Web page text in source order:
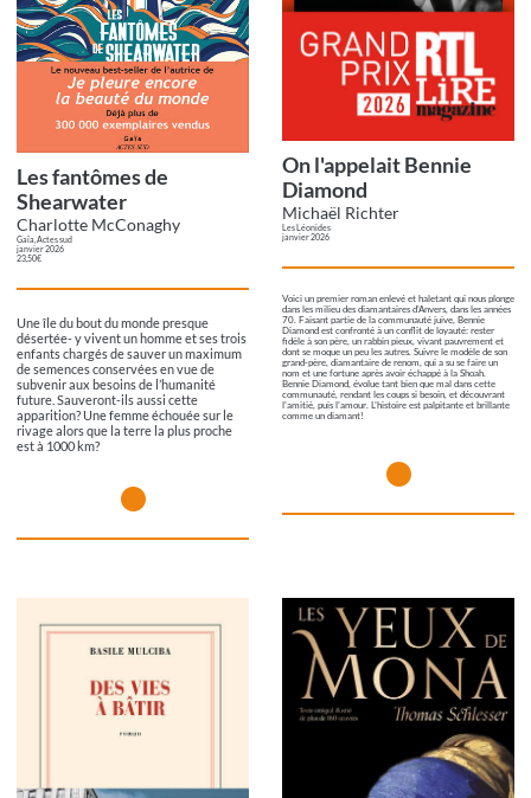
Les fantômes de
Shearwater
Charlotte McConaghy
Gaïa, Actes sud
janvier 2026
23,50€
Une île du bout du monde presque
désertée- y vivent un homme et ses trois
enfants chargés de sauver un maximum
de semences conservées en vue de
subvenir aux besoins de l’humanité
future. Sauveront-ils aussi cette
apparition? Une femme échouée sur le
rivage alors que la terre la plus proche
est à 1000 km?
On l'appelait Bennie
Diamond
Michaël Richter
Les Léonides
janvier 2026
Voici un premier roman enlevé et haletant qui nous plonge
dans les milieu des diamantaires d'Anvers, dans les années
70. Faisant partie de la communauté juive, Bennie
Diamond est confronté à un conflit de loyauté: rester
fidèle à son père, un rabbin pieux, vivant pauvrement et
dont se moque un peu les autres. Suivre le modèle de son
grand-père, diamantaire de renom, qui a su se faire un
nom et une fortune après avoir échappé à la Shoah.
Bennie Diamond, évolue tant bien que mal dans cette
communauté, rendant les coups si besoin, et découvrant
l'amitié, puis l'amour. L'histoire est palpitante et brillante
comme un diamant!